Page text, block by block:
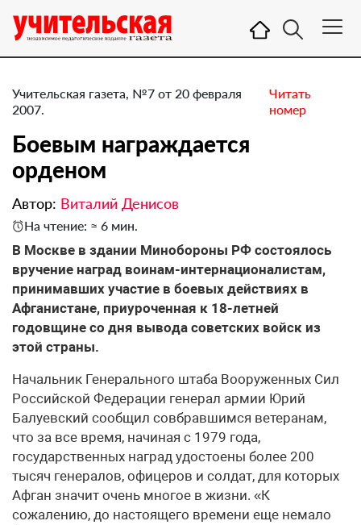
Учительская газета, №7 от 20 февраля
2007.
Читать
номер
Боевым награждается
орденом
Автор: Виталий Денисов
На чтение: ≈ 6 мин.
В Москве в здании Минобороны РФ состоялось
вручение наград воинам-интернационалистам,
принимавших участие в боевых действиях в
Афганистане, приуроченная к 18-летней
годовщине со дня вывода советских войск из
этой страны.
Начальник Генерального штаба Вооруженных Сил
Российской Федерации генерал армии Юрий
Балуевский сообщил совбравшимся ветеранам,
что за все время, начиная с 1979 года,
государственных наград удостоены более 200
тысяч генералов, офицеров и солдат, для которых
Афган значит очень многое в жизни. «К
сожалению, до настоящего времени еще немало